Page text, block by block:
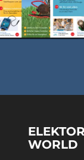
ELEKTOR
WORLD